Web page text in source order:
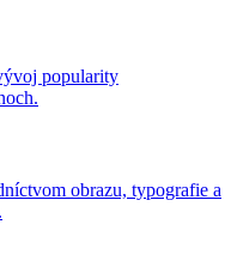
popularity
obrazu, typografie a